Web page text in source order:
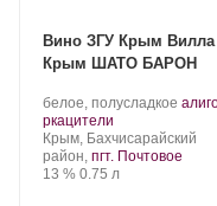
Вино ЗГУ Крым Вилла
Крым ШАТО БАРОН
Производитель:
Группа
компаний
«АВК».
белое, полусладкое .
ркацители
Регион:
Крым, Бахчисарайский
район, пгт. Почтовое
Крепость
13 %. Объем
0.75 л